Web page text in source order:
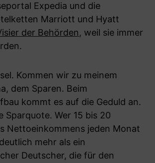
Expedia und die
Marriott und Hyatt
der Behörden, weil sie immer
Kommen wir zu meinem
dem Sparen. Beim
kommt es auf die Geduld an.
Sparquote. Wer 15 bis 20
Nettoeinkommens jeden Monat
mehr als ein
Deutscher, die für den